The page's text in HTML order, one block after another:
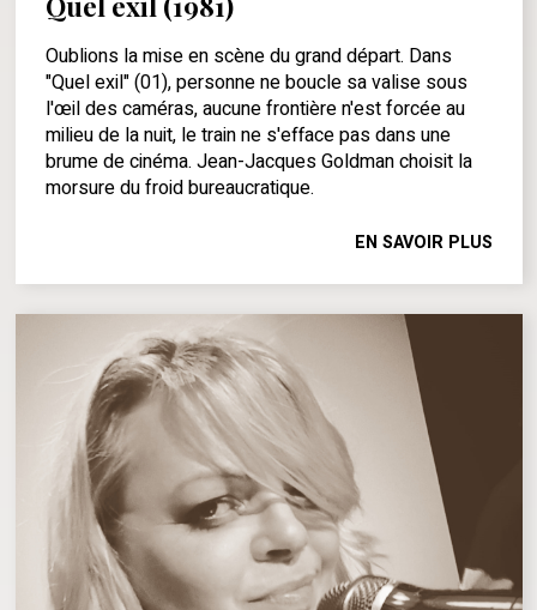
Oublions la mise en scène du grand départ. Dans
"Quel exil" (01), personne ne boucle sa valise sous
l'œil des caméras, aucune frontière n'est forcée au
milieu de la nuit, le train ne s'efface pas dans une
brume de cinéma. Jean-Jacques Goldman choisit la
morsure du froid bureaucratique.
EN SAVOIR PLUS